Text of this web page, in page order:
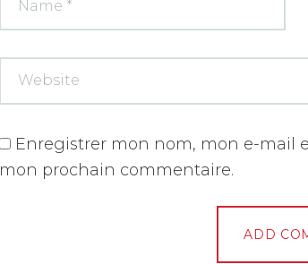
Enregistrer mon nom, mon e-mail
mon prochain commentaire.